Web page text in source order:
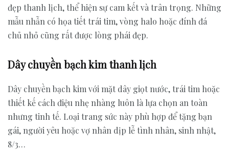
đẹp thanh lịch, thể hiện sự cam kết và trân trọng. Những
mẫu nhẫn có họa tiết trái tim, vòng halo hoặc đính đá
chủ nhỏ cũng rất được lòng phái đẹp.
Dây chuyền bạch kim thanh lịch
Dây chuyền bạch kim với mặt dây giọt nước, trái tim hoặc
thiết kế cách điệu nhẹ nhàng luôn là lựa chọn an toàn
nhưng tinh tế. Loại trang sức này phù hợp để tặng bạn
gái, người yêu hoặc vợ nhân dịp lễ tình nhân, sinh nhật,
8/3…